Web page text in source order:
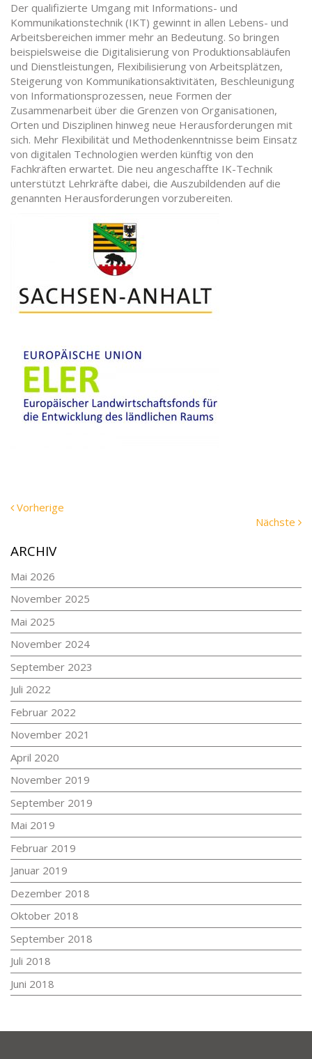
Der qualifizierte Umgang mit Informations- und
Kommunikationstechnik (IKT) gewinnt in allen Lebens- und
Arbeitsbereichen immer mehr an Bedeutung. So bringen
beispielsweise die Digitalisierung von Produktionsabläufen
und Dienstleistungen, Flexibilisierung von Arbeitsplätzen,
Steigerung von Kommunikationsaktivitäten, Beschleunigung
von Informationsprozessen, neue Formen der
Zusammenarbeit über die Grenzen von Organisationen,
Orten und Disziplinen hinweg neue Herausforderungen mit
sich. Mehr Flexibilität und Methodenkenntnisse beim Einsatz
von digitalen Technologien werden künftig von den
Fachkräften erwartet. Die neu angeschaffte IK-Technik
unterstützt Lehrkräfte dabei, die Auszubildenden auf die
genannten Herausforderungen vorzubereiten.
Vorherige
Nächste
ARCHIV
Mai 2026
November 2025
Mai 2025
November 2024
September 2023
Juli 2022
Februar 2022
November 2021
April 2020
November 2019
September 2019
Mai 2019
Februar 2019
Januar 2019
Dezember 2018
Oktober 2018
September 2018
Juli 2018
Juni 2018